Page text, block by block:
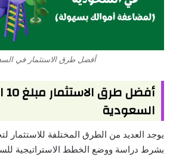
أفضل طرق الاستثمار في
السعودية
يوجد العديد من الطرق المختلفة للاستثمار
بشرط دراسة ووضع الخطط الاستراتيجية